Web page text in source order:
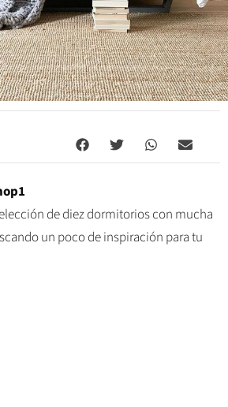
de diez dormitorios con mucha
un poco de inspiración para tu